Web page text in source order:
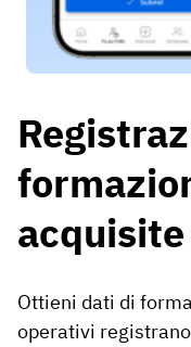
Ottieni dati di
operativi